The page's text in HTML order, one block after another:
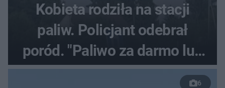
Kobieta rodziła na stacji
paliw. Policjant odebrał
poród. "Paliwo za darmo lub
50 %!"
6